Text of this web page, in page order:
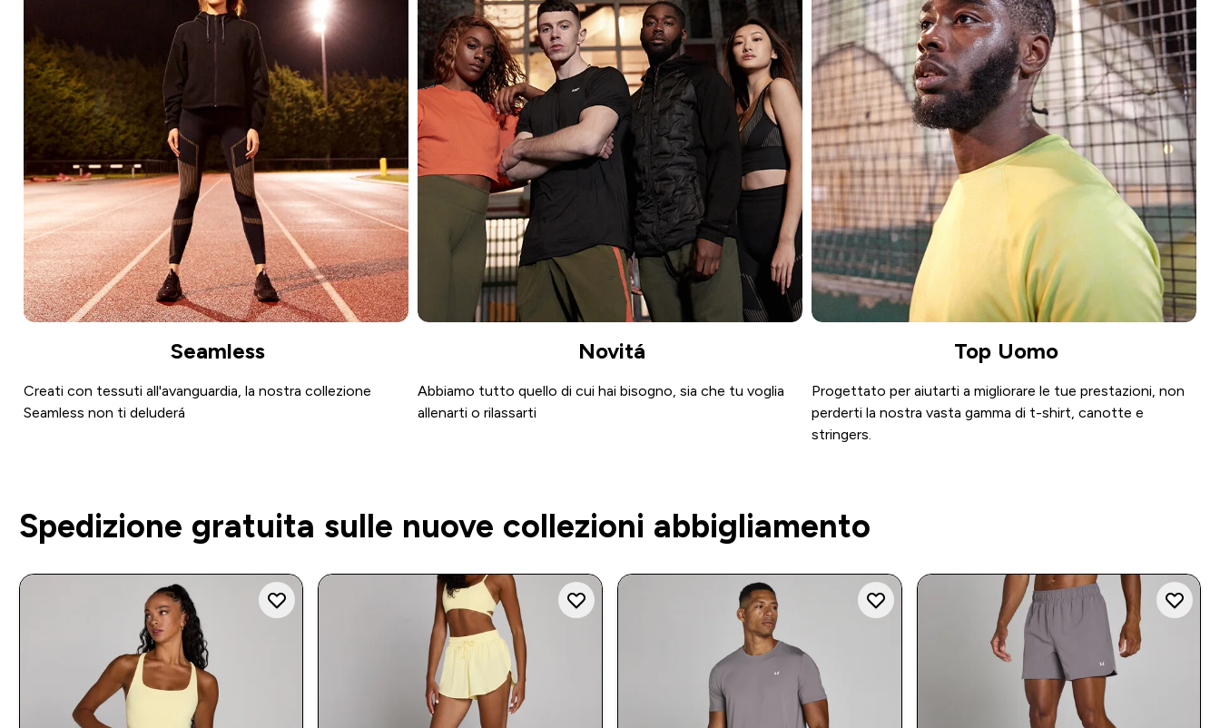
Seamless
Creati con tessuti all'avanguardia, la nostra collezione
Seamless non ti deluderá
Novitá
Abbiamo tutto quello di cui hai bisogno, sia che tu voglia
allenarti o rilassarti
Top Uomo
Progettato per aiutarti a migliorare le tue prestazioni, non
perderti la nostra vasta gamma di t-shirt, canotte e
stringers.
Spedizione gratuita sulle nuove collezioni abbigliamento